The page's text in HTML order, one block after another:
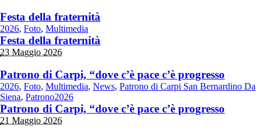
Festa della fraternità
2026, Foto, Multimedia
Festa della fraternità
23 Maggio 2026
Patrono di Carpi, “dove c’è pace c’è progresso
2026, Foto, Multimedia, News, Patrono di Carpi San Bernardino Da
Siena, Patrono2026
Patrono di Carpi, “dove c’è pace c’è progresso
21 Maggio 2026